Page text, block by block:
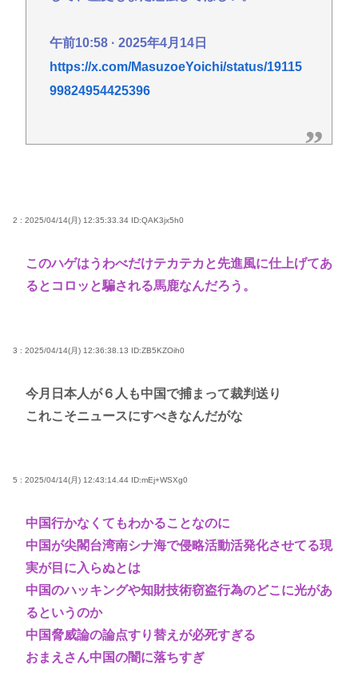
午前10:58 · 2025年4月14日
https://x.com/MasuzoeYoichi/status/19115
99824954425396
2 : 2025/04/14(月) 12:35:33.34 ID:QAK3jx5h0
このハゲはうわべだけテカテカと先進風に仕上げてあ
るとコロッと騙される馬鹿なんだろう。
3 : 2025/04/14(月) 12:36:38.13 ID:ZB5KZOih0
今月日本人が６人も中国で捕まって裁判送り
これこそニュースにすべきなんだがな
5 : 2025/04/14(月) 12:43:14.44 ID:mEj+WSXg0
中国行かなくてもわかることなのに
中国が尖閣台湾南シナ海で侵略活動活発化させてる現
実が目に入らぬとは
中国のハッキングや知財技術窃盗行為のどこに光があ
るというのか
中国脅威論の論点すり替えが必死すぎる
おまえさん中国の闇に落ちすぎ